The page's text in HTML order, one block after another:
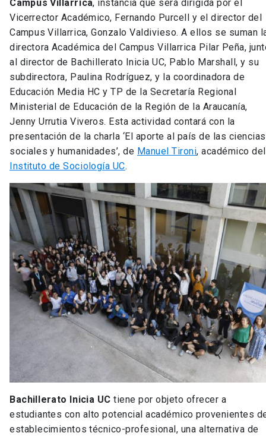
Campus Villarrica, instancia que será dirigida por el
Vicerrector Académico, Fernando Purcell y el director del
Campus Villarrica, Gonzalo Valdivieso. A ellos se suman
directora Académica del Campus Villarrica Pilar Peña,
al director de Bachillerato Inicia UC, Pablo Marshall, y su
subdirectora, Paulina Rodríguez, y la coordinadora de
Educación Media HC y TP de la Secretaría Regional
Ministerial de Educación de la Región de la Araucanía,
Jenny Urrutia Viveros. Esta actividad contará con la
presentación de la charla ‘El aporte al país de las ciencias
sociales y humanidades’, de Manuel Tironi, académico del
Instituto de Sociología UC.
Bachillerato Inicia UC tiene por objeto ofrecer a
estudiantes con alto potencial académico provenientes
establecimientos técnico-profesional, una alternativa de